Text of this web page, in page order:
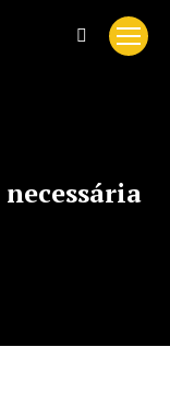
Search:
necessária